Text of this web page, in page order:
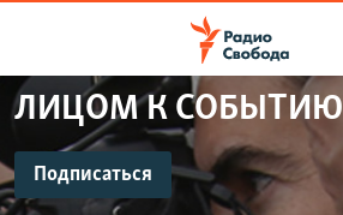
упрощенного
доступа
Вернуться
к
ПРОГРАММЫ
ПОДКАСТЫ
ЛИЦОМ К СОБЫТИЮ
Подписаться